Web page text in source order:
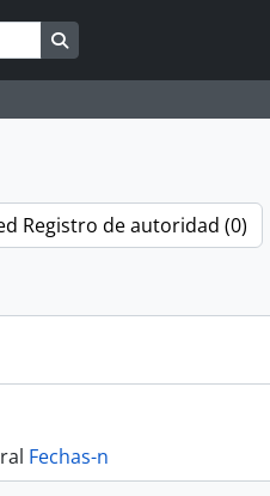
Registro de autoridad (0)
Fechas-n